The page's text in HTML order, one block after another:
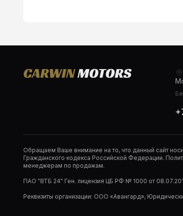
Обращаем Ваше внимание на то, что данный сайт
Гражданского кодекса Российской Федерации.
менеджерам по продажам.
ПАО "ВТБ 24" Ген. лицензия ЦБ РФ № 1000 от
Реквизиты организации: ООО «Авангард»,